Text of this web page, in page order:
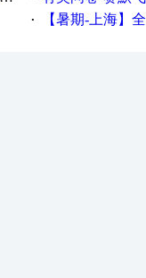
· 【暑期-上海】全国工业